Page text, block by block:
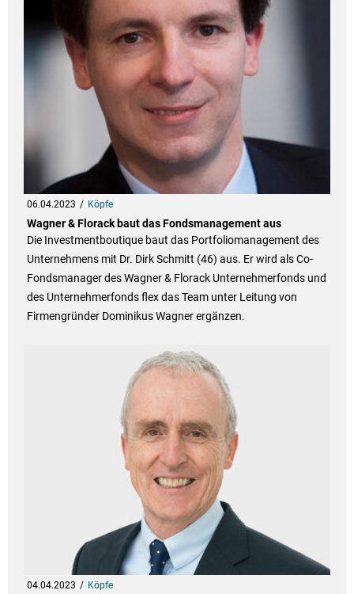
06.04.2023 Köpfe
Wagner & Florack baut das Fondsmanagement aus
Die Investmentboutique baut das Portfoliomanagement des
Unternehmens mit Dr. Dirk Schmitt (46) aus. Er wird als Co-
Fondsmanager des Wagner & Florack Unternehmerfonds und
des Unternehmerfonds flex das Team unter Leitung von
Firmengründer Dominikus Wagner ergänzen.
04.04.2023 Köpfe